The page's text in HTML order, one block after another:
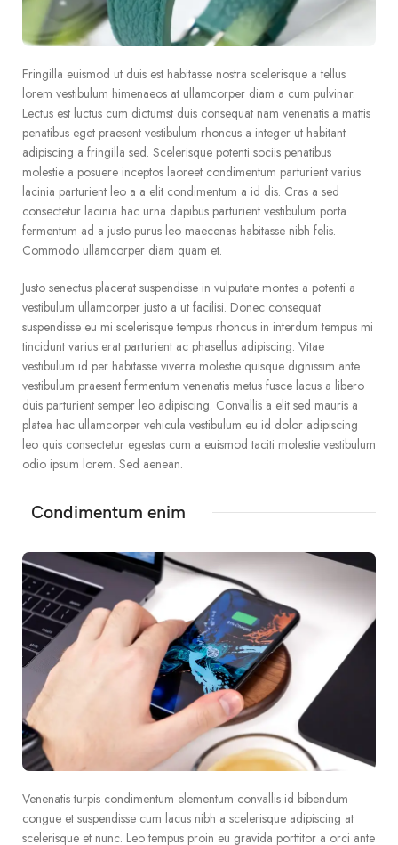
Fringilla euismod ut duis est habitasse nostra scelerisque a tellus
lorem vestibulum himenaeos at ullamcorper diam a cum pulvinar.
Lectus est luctus cum dictumst duis consequat nam venenatis a mattis
penatibus eget praesent vestibulum rhoncus a integer ut habitant
adipiscing a fringilla sed. Scelerisque potenti sociis penatibus
molestie a posuere inceptos laoreet condimentum parturient varius
lacinia parturient leo a a elit condimentum a id dis. Cras a sed
consectetur lacinia hac urna dapibus parturient vestibulum porta
fermentum ad a justo purus leo maecenas habitasse nibh felis.
Commodo ullamcorper diam quam et.
Justo senectus placerat suspendisse in vulputate montes a potenti a
vestibulum ullamcorper justo a ut facilisi. Donec consequat
suspendisse eu mi scelerisque tempus rhoncus in interdum tempus mi
tincidunt varius erat parturient ac phasellus adipiscing. Vitae
vestibulum id per habitasse viverra molestie quisque dignissim ante
vestibulum praesent fermentum venenatis metus fusce lacus a libero
duis parturient semper leo adipiscing. Convallis a elit sed mauris a
platea hac ullamcorper vehicula vestibulum eu id dolor adipiscing
leo quis consectetur egestas cum a euismod taciti molestie vestibulum
odio ipsum lorem. Sed aenean.
Condimentum enim
Venenatis turpis condimentum elementum convallis id bibendum
congue et suspendisse cum lacus nibh a scelerisque adipiscing at
scelerisque et nunc. Leo tempus proin eu gravida porttitor a orci ante